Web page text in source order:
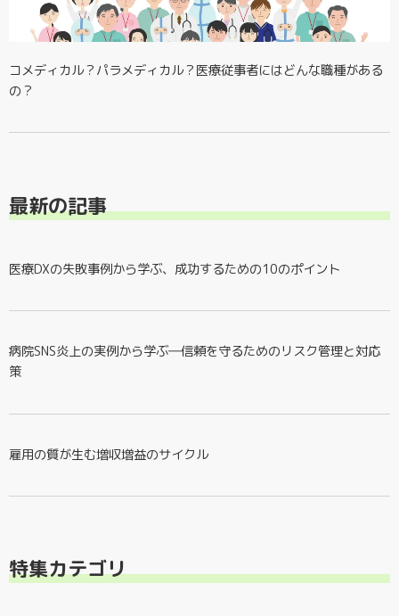
コメディカル？パラメディカル？医療従事者にはどんな職種がある
の？
最新の記事
医療DXの失敗事例から学ぶ、成功するための10のポイント
病院SNS炎上の実例から学ぶ―信頼を守るためのリスク管理と対応
策
雇用の質が生む増収増益のサイクル
特集カテゴリ